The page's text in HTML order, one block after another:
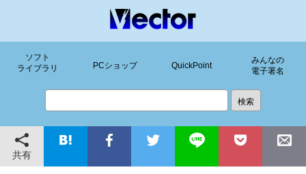
ソフト
ライブラリ
PCショップ QuickPoint
みんなの
電子署名
共有